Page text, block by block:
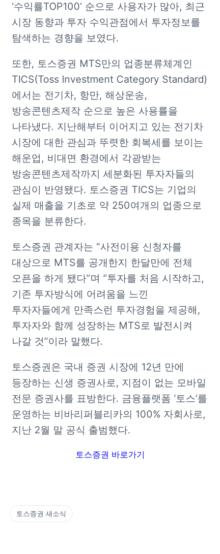
‘수익률TOP100’ 순으로 사용자가 많아, 최근
시장 동향과 투자 수익관점에서 투자정보를
탐색하는 경향을 보였다.
또한, 토스증권 MTS만의 업종분류체계인
TICS(Toss Investment Category Standard)
에서는 전기차, 항만, 해상운송,
방송콘텐츠제작 순으로 높은 사용률을
나타냈다. 지난해부터 이어지고 있는 전기차
시장에 대한 관심과 뚜렷한 회복세를 보이는
해운업, 비대면 환경에서 각광받는
방송콘텐츠제작까지 세분화된 투자자들의
관심이 반영됐다. 토스증권 TICS는 기업의
실제 매출을 기초로 약 250여개의 업종으로
종목을 분류한다.
토스증권 관계자는 “사전이용 신청자를
대상으로 MTS를 공개한지 한달만에 전체
오픈을 하게 됐다”며 “투자를 처음 시작하고,
기존 투자방식에 어려움을 느낀
투자자들에게 만족스런 투자경험을 제공해,
투자자와 함께 성장하는 MTS로 발전시켜
나갈 것”이라 말했다.
토스증권은 국내 증권 시장에 12년 만에
등장하는 신생 증권사로, 지점이 없는 모바일
전문 증권사를 표방한다. 금융플랫폼 ‘토스’를
운영하는 비바리퍼블리카의 100% 자회사로,
지난 2월 말 공식 출범했다.
토스증권 바로가기
토스증권 새소식